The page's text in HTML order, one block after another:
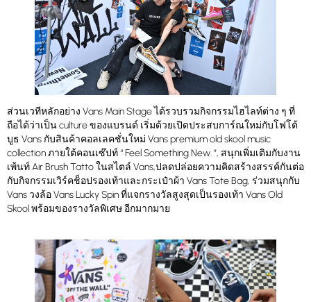
ส่วนเวทีหลักอย่าง Vans Main Stage ได้รวบรวมกิจกรรมไฮไลท์ต่าง ๆ ที่
ถือได้ว่าเป็น culture ของแบรนด์ เริ่มด้วยเปิดประสบการ์ณใหม่กับโฟโต้
บูธ Vans กับสินค้าคอลเลคชั่นใหม่ Vans premium old skool music
collection ภายใต้คอนเซ๊ปท์ “ Feel Something New. ”, สนุกเพิ่มเติมกับงาน
เพ้นท์ Air Brush Tatto ในสไตล์ Vans,ปลดปล่อยความคิดสร้างสรรค์กันต่อ
กับกิจกรรมเวิร์คช็อปรองเท้าและกระเป๋าผ้า Vans Tote Bag, ร่วมสนุกกับ
Vans วงล้อ Vans Lucky Spin ที่แจกรางวัลสูงสุดเป็นรองเท้า Vans Old
Skool พร้อมของรางวัลพิเศษ อีกมากมาย